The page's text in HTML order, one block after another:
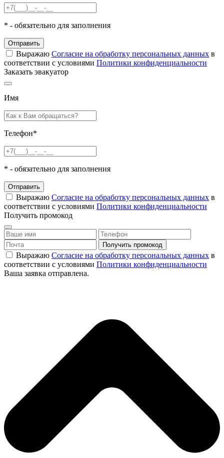
* - обязательно для заполнения
Отправить
Выражаю Согласие на обработку персональных данных в
соответствии с условиями Политики конфиденциальности
Заказать эвакуатор
Имя
Телефон*
* - обязательно для заполнения
Отправить
Выражаю Согласие на обработку персональных данных в
соответствии с условиями Политики конфиденциальности
Получить промокод
Выражаю Согласие на обработку персональных данных в
соответствии с условиями Политики конфиденциальности
Ваша заявка отправлена.